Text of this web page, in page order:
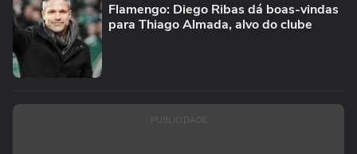
Flamengo: Diego Ribas dá boas-vindas
para Thiago Almada, alvo do clube
PUBLICIDADE